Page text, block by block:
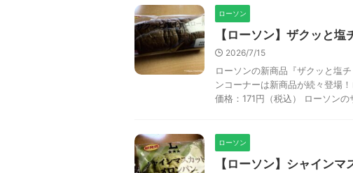
ローソン
【ローソン】ザクッと
2026/7/15
ローソンの新商品『ザクッと塩
ンコーナーは新商品が続々登場
価格：171円（税込） ローソンの
ローソン
【ローソン】シャイン